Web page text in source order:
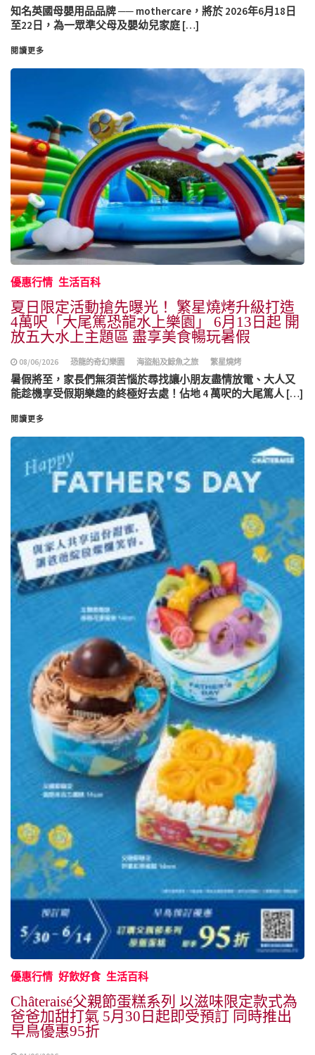
知名英國母嬰用品品牌 ── mothercare，將於 2026年6月18日
至22日，為一眾準父母及嬰幼兒家庭 […]
閱讀更多
優惠行情 生活百科
夏日限定活動搶先曝光！ 繁星燒烤升級打造
4萬呎「大尾篤恐龍水上樂園」 6月13日起 開
放五大水上主題區 盡享美食暢玩暑假
08/06/2026 恐龍的奇幻樂園 海盜船及鯨魚之旅 繁星燒烤
暑假將至，家長們無須苦惱於尋找讓小朋友盡情放電、大人又
能趁機享受假期樂趣的終極好去處！佔地 4 萬呎的大尾篤人 […]
閱讀更多
優惠行情 好飲好食 生活百科
Châteraisé父親節蛋糕系列 以滋味限定款式為
爸爸加甜打氣 5月30日起即受預訂 同時推出
早鳥優惠95折